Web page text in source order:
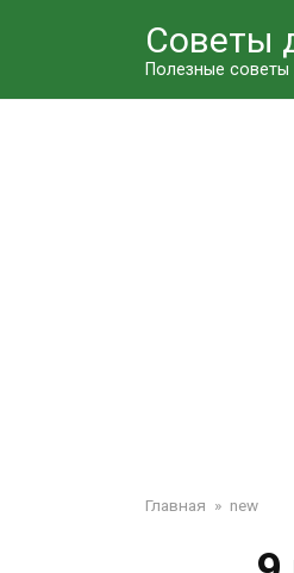
Советы
Полезные
Главная » new